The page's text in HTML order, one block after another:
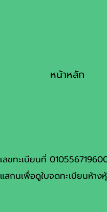
หน้าหลัก
เลขทะเบียนที่
แสกนเพื่อดูใบจดทะเบียนห้า